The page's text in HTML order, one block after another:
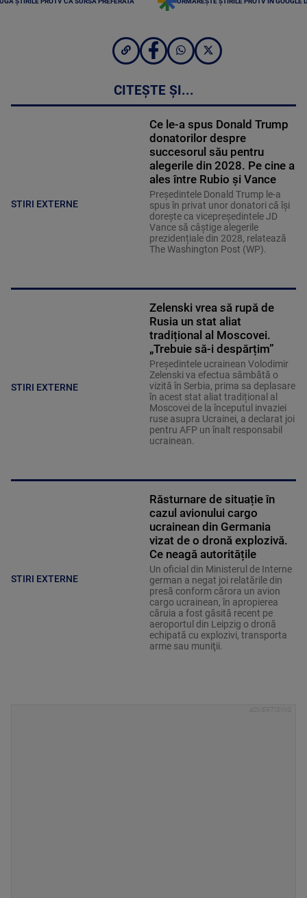
CITEȘTE ȘI...
STIRI EXTERNE
Ce le-a spus Donald Trump
donatorilor despre
succesorul său pentru
alegerile din 2028. Pe cine a
ales între Rubio și Vance
Președintele Donald Trump le-a
spus în privat unor donatori că își
dorește ca vicepreședintele JD
Vance să câștige alegerile
prezidențiale din 2028, relatează
The Washington Post (WP).
STIRI EXTERNE
Zelenski vrea să rupă de
Rusia un stat aliat
tradițional al Moscovei.
„Trebuie să-i despărțim”
Președintele ucrainean Volodimir
Zelenski va efectua sâmbătă o
vizită în Serbia, prima sa deplasare
în acest stat aliat tradițional al
Moscovei de la începutul invaziei
ruse asupra Ucrainei, a declarat joi
pentru AFP un înalt responsabil
ucrainean.
STIRI EXTERNE
Răsturnare de situație în
cazul avionului cargo
ucrainean din Germania
vizat de o dronă explozivă.
Ce neagă autoritățile
Un oficial din Ministerul de Interne
german a negat joi relatările din
presă conform cărora un avion
cargo ucrainean, în apropierea
căruia a fost găsită recent pe
aeroportul din Leipzig o dronă
echipată cu explozivi, transporta
arme sau muniţii.